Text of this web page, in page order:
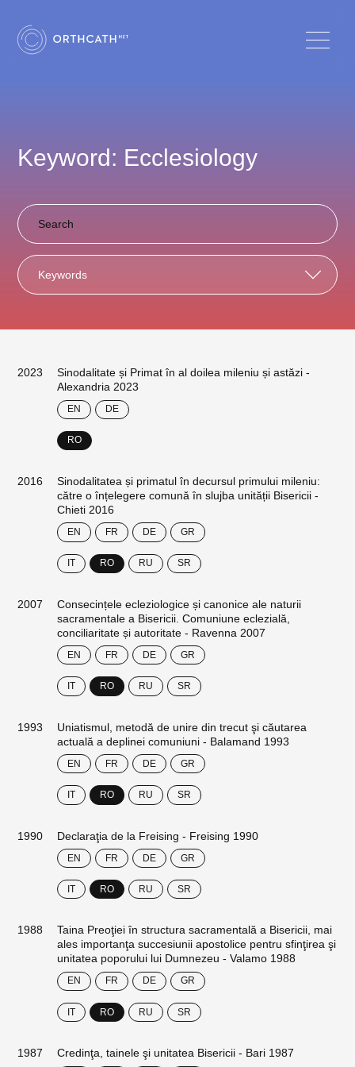
Keyword: Ecclesiology
Keywords
2023
Sinodalitate și Primat în al doilea mileniu și astăzi -
Alexandria 2023
EN DE
RO
2016
Sinodalitatea și primatul în decursul primului mileniu:
către o înțelegere comună în slujba unității Bisericii -
Chieti 2016
EN FR DE GR
IT RO RU SR
2007
Consecințele ecleziologice și canonice ale naturii
sacramentale a Bisericii. Comuniune eclezială,
conciliaritate și autoritate - Ravenna 2007
EN FR DE GR
IT RO RU SR
1993
Uniatismul, metodă de unire din trecut şi căutarea
actuală a deplinei comuniuni - Balamand 1993
EN FR DE GR
IT RO RU SR
1990 Declaraţia de la Freising - Freising 1990
EN FR DE GR
IT RO RU SR
1988
Taina Preoţiei în structura sacramentală a Bisericii, mai
ales importanţa succesiunii apostolice pentru sfinţirea şi
unitatea poporului lui Dumnezeu - Valamo 1988
EN FR DE GR
IT RO RU SR
1987 Credinţa, tainele şi unitatea Bisericii - Bari 1987